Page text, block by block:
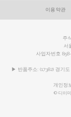
이용약관
주
서
사업자번호
▶ 반품주소: (17382) 경기
개인정
© 디이